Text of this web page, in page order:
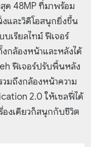
ด 48MP ที่มาพร้อม
และวิดีโอสนุกยิ่งขึ้น
เรียลไทม์ ฟีเจอร์
กล้องหน้าและหลังได้
ฟีเจอร์ปรับพื้นหลัง
มถึงกล้องหน้าความ
2.0 ให้เซลฟี่ได้
องเดียวก็สนุกกับชีวิต